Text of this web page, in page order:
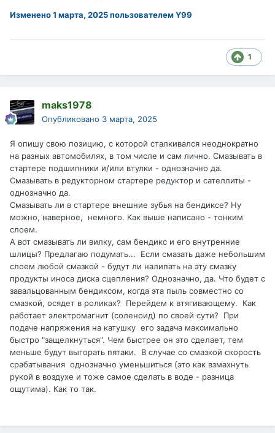
Изменено1 марта, 2025пользователем Y99
1
maks1978
Опубликовано 3 марта, 2025
Я опишу свою позицию, с которой сталкивался неоднократно
на разных автомобилях, в том числе и сам лично. Смазывать в
стартере подшипники и/или втулки - однозначно да.
Смазывать в редукторном стартере редуктор и сателлиты -
однозначно да.
Смазывать ли в стартере внешние зубья на бендиксе? Ну
можно, наверное, немного. Как выше написано - тонким
слоем.
А вот смазывать ли вилку, сам бендикс и его внутренние
шлицы? Предлагаю подумать... Если смазать даже небольшим
слоем любой смазкой - будут ли налипать на эту смазку
продукты иноса диска сцепления? Однозначно, да. Что будет с
завальцованным бендиксом, когда эта пыль совместно со
смазкой, осядет в роликах? Перейдем к втягивающему. Как
работает электромагнит (соленоид) по своей сути? При
подаче напряжения на катушку его задача максимально
быстро "защелкнуться". Чем быстрее он это сделает, тем
меньше будут выгорать пятаки. В случае со смазкой скорость
срабатывания однозначно уменьшиться (это как взмахнуть
рукой в воздухе и тоже самое сделать в воде - разница
ощутима). Как то так.